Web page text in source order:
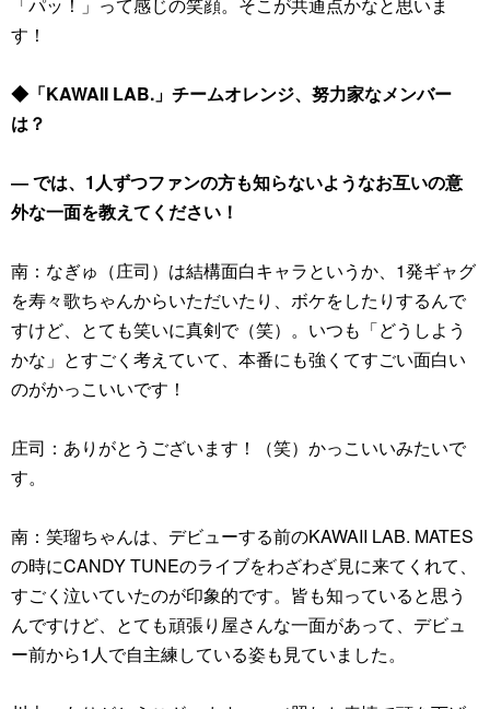
す！
◆「KAWAII LAB.」チームオレンジ、努力家なメンバー
は？
― では、1人ずつファンの方も知らないようなお互いの意
外な一面を教えてください！
南：なぎゅ（庄司）は結構面白キャラというか、1発ギャグ
を寿々歌ちゃんからいただいたり、ボケをしたりするんで
すけど、とても笑いに真剣で（笑）。いつも「どうしよう
かな」とすごく考えていて、本番にも強くてすごい面白い
のがかっこいいです！
庄司：ありがとうございます！（笑）かっこいいみたいで
す。
南：笑瑠ちゃんは、デビューする前のKAWAII LAB. MATES
の時にCANDY TUNEのライブをわざわざ見に来てくれて、
すごく泣いていたのが印象的です。皆も知っていると思う
んですけど、とても頑張り屋さんな一面があって、デビュ
ー前から1人で自主練している姿も見ていました。